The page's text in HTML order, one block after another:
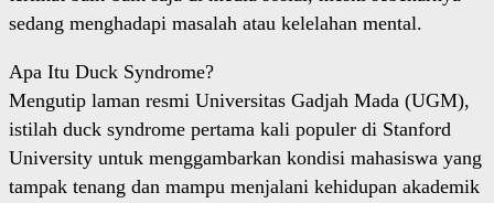
sedang menghadapi masalah atau kelelahan mental.
Apa Itu Duck Syndrome?
Mengutip laman resmi Universitas Gadjah Mada (UGM),
istilah duck syndrome pertama kali populer di Stanford
University untuk menggambarkan kondisi mahasiswa yang
tampak tenang dan mampu menjalani kehidupan akademik